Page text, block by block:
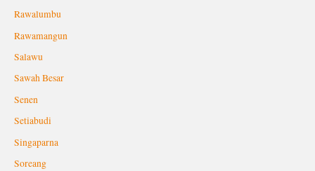
Rawalumbu
Rawamangun
Salawu
Sawah Besar
Senen
Setiabudi
Singaparna
Soreang